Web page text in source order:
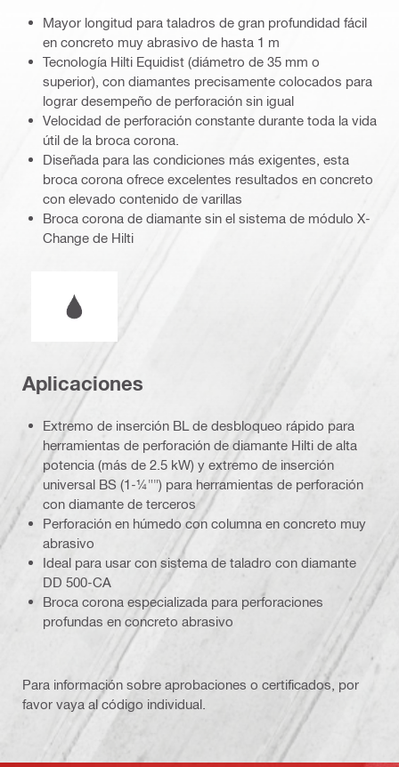
Mayor longitud para taladros de gran profundidad fácil
en concreto muy abrasivo de hasta 1 m
Tecnología Hilti Equidist (diámetro de 35 mm o
superior), con diamantes precisamente colocados para
lograr desempeño de perforación sin igual
Velocidad de perforación constante durante toda la vida
útil de la broca corona.
Diseñada para las condiciones más exigentes, esta
broca corona ofrece excelentes resultados en concreto
con elevado contenido de varillas
Broca corona de diamante sin el sistema de módulo X-
Change de Hilti
Aplicaciones
Extremo de inserción BL de desbloqueo rápido para
herramientas de perforación de diamante Hilti de alta
potencia (más de 2.5 kW) y extremo de inserción
universal BS (1-¼"") para herramientas de perforación
con diamante de terceros
Perforación en húmedo con columna en concreto muy
abrasivo
Ideal para usar con sistema de taladro con diamante
DD 500-CA
Broca corona especializada para perforaciones
profundas en concreto abrasivo
Para información sobre aprobaciones o certificados, por
favor vaya al código individual.